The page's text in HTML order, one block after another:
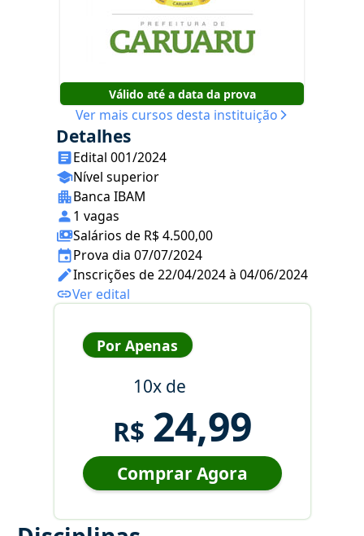
Válido até a data da prova
Ver mais cursos desta instituição
Detalhes
Edital 001/2024
Nível superior
Banca IBAM
1 vagas
Salários de R$ 4.500,00
Prova dia 07/07/2024
Inscrições de 22/04/2024 à 04/06/2024
Ver edital
Por Apenas
10x de
R$ 24,99
Comprar Agora